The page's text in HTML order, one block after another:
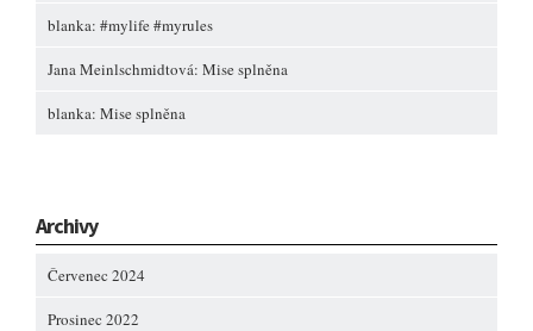
blanka: #mylife #myrules
Jana Meinlschmidtová: Mise splněna
blanka: Mise splněna
Archivy
Červenec 2024
Prosinec 2022